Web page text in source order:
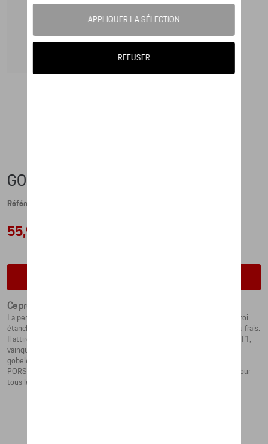
GOBELET ISOTHERME – 911 GT1
Référence: WAP0506180RTHB
55,93 €
Ce produit n'est actuellement pas de stock
La performance à emporter : le gobelet isotherme Porsche à double paroi
étanche garde les boissons chaudes au chaud et les boissons froides au frais.
Il attire tous les regards grâce à son design inspiré de la Porsche 911 GT1,
vainqueur au classement général des 24 Heures du Mans en 1998. Le
gobelet est orné de l’écusson Porsche, le couvercle porte l’inscription «
PORSCHE » en relief. Son bel emballage en fait aussi un cadeau idéal pour
tous les fans de Porsche. Contenance environ 460 ml.